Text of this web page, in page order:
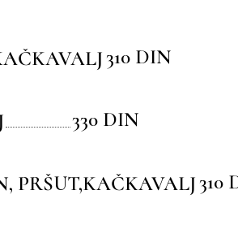
310 DIN
330 DIN
PRŠUT,KAČKAVALJ310